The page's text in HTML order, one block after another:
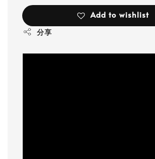
Add to wishlist
分享